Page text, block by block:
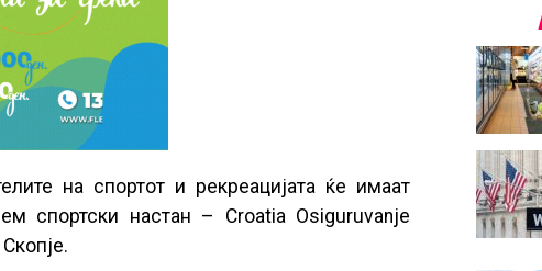
на спортот и рекреацијата ќе имаат
спортски настан – Croatia Osiguruvanje